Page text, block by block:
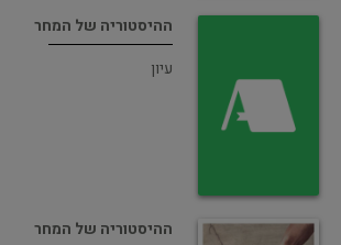
ההיסטוריה של המחר
עיון
ההיסטוריה של המחר